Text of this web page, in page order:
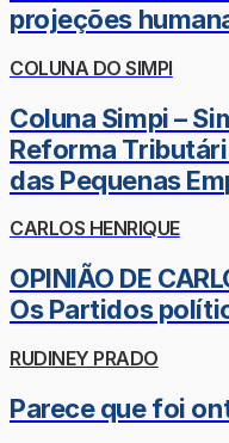
projeções
COLUNA DO SIMPI
Coluna Simpi –
Reforma
das Pequenas
CARLOS HENRIQUE
OPINIÃO DE
Os Partidos
RUDINEY PRADO
Parece que foi